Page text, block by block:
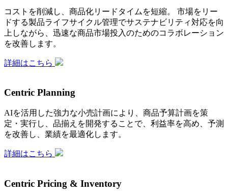
コストを削減し、商品化リードタイムを短縮。 市場をリー
ドする製品ライフサイクル管理でサステナビリティ対応を向
上しながら、迅速な商品市場投入のためのコラボレーション
を改善します。
詳細はこちら
Centric Planning
AIを活用した強力な小売計画により、商品予算計画を策
定・実行し、品揃えを開発することで、利益率を高め、予測
を改善し、業績を最適化します。
詳細はこちら
Centric Pricing & Inventory